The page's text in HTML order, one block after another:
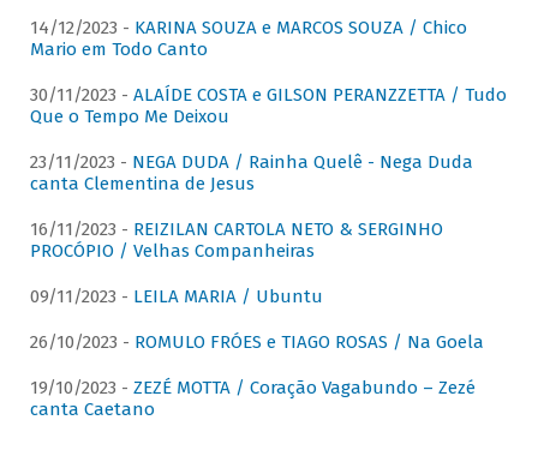
14/12/2023 - KARINA SOUZA e MARCOS SOUZA / Chico
Mario em Todo Canto
30/11/2023 - ALAÍDE COSTA e GILSON PERANZZETTA / Tudo
Que o Tempo Me Deixou
23/11/2023 - NEGA DUDA / Rainha Quelê - Nega Duda
canta Clementina de Jesus
16/11/2023 - REIZILAN CARTOLA NETO & SERGINHO
PROCÓPIO / Velhas Companheiras
09/11/2023 - LEILA MARIA / Ubuntu
26/10/2023 - ROMULO FRÓES e TIAGO ROSAS / Na Goela
19/10/2023 - ZEZÉ MOTTA / Coração Vagabundo – Zezé
canta Caetano